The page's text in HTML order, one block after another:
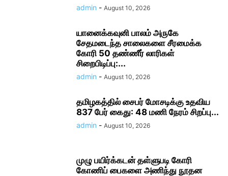
admin - August 10, 2026
யானைக்கவுனி பாலம் அருகே
சேதமடைந்த சாலைகளை சீரமைக்க
கோரி 50 தண்ணீர் லாரிகள்
சிறைபிடிப்பு:...
admin - August 10, 2026
தமிழகத்தில் சைபர் மோசடிக்கு உதவிய
837 பேர் கைது: 48 மணி நேரம் சிறப்பு...
admin - August 10, 2026
முழு பயிர்க்கடன் தள்ளுபடி கோரி
கோணிப் பைகளை அணிந்து நூதன